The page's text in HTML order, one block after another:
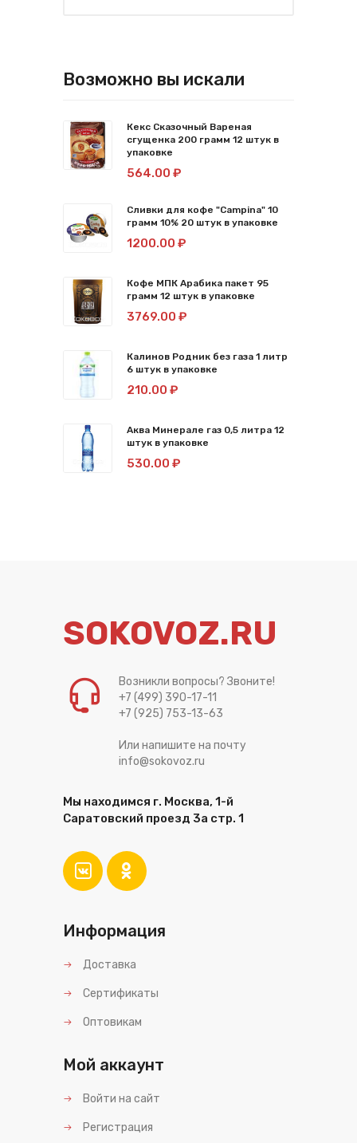
Возможно вы искали
Кекс Сказочный Вареная
сгущенка 200 грамм 12 штук в
упаковке
564.00 ₽
Сливки для кофе "Campina" 10
грамм 10% 20 штук в упаковке
1200.00 ₽
Кофе МПК Арабика пакет 95
грамм 12 штук в упаковке
3769.00 ₽
Калинов Родник без газа 1 литр
6 штук в упаковке
210.00 ₽
Аква Минерале газ 0,5 литра 12
штук в упаковке
530.00 ₽
SOKOVOZ.RU
Возникли вопросы? Звоните!
+7 (499) 390-17-11
+7 (925) 753-13-63
Или напишите на почту
info@sokovoz.ru
Мы находимся г. Москва, 1-й
Саратовский проезд 3а стр. 1
Информация
Доставка
Сертификаты
Оптовикам
Мой аккаунт
Войти на сайт
Регистрация